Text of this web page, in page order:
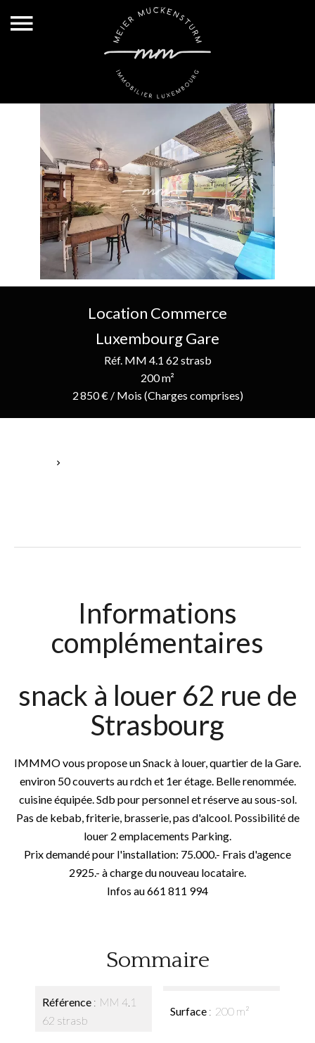
Location Commerce
Luxembourg Gare
Réf. MM 4.1 62 strasb
200 m²
2 850 € / Mois (Charges comprises)
Informations
complémentaires
snack à louer 62 rue de
Strasbourg
IMMMO vous propose un Snack à louer, quartier de la Gare.
environ 50 couverts au rdch et 1er étage. Belle renommée.
cuisine équipée. Sdb pour personnel et réserve au sous-sol.
Pas de kebab, friterie, brasserie, pas d'alcool. Possibilité de
louer 2 emplacements Parking.
Prix demandé pour l'installation: 75.000.- Frais d'agence
2925.- à charge du nouveau locataire.
Infos au 661 811 994
Sommaire
Référence
MM 4.1
62 strasb
Surface 200 m²